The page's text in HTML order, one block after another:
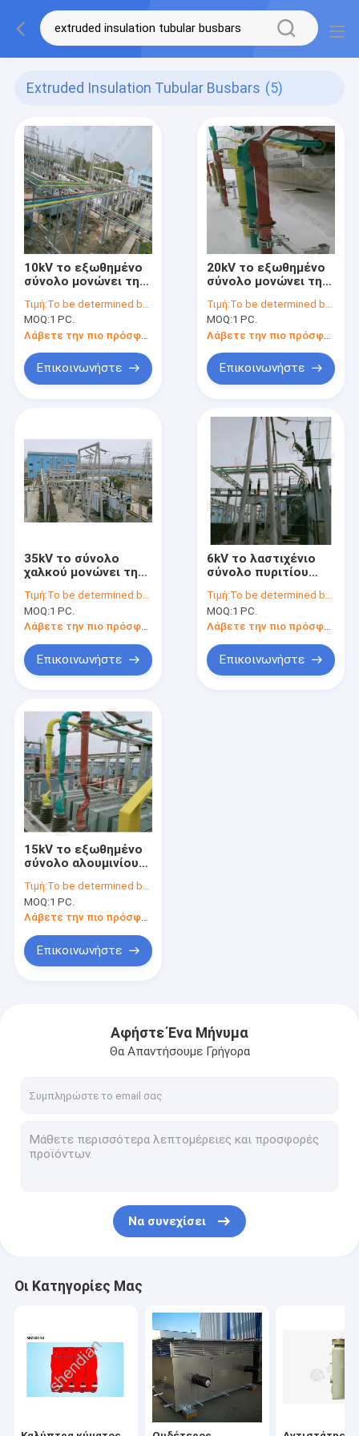
Extruded Insulation Tubular Busbars (5)
10kV το εξωθημένο
σύνολο μονώνει την
τροφοδότησης με
την ισχυρή μηχανική
δύναμη
Τιμή:To be determined by type and quantity.
MOQ:1 PC.
Λάβετε την πιο πρόσφατη τιμή
Επικοινωνήστε
20kV το εξωθημένο
σύνολο μονώνει την
τροφοδότησης με
τον καλό
διασκεδασμό
θερμότητας
Τιμή:To be determined by type and quantity.
MOQ:1 PC.
Επικοινωνήστε
35kV το σύνολο
χαλκού μονώνει την
τροφοδότησης με
την εξωθημένη
μόνωση
Τιμή:To be determined by type and quantity.
MOQ:1 PC.
Λάβετε την πιο πρόσφατη τιμή
Επικοινωνήστε
6kV το λαστιχένιο
σύνολο πυριτίου
τροφοδότησης με τη
μεγάλη τρέχουσα
απόδοση
Τιμή:To be determined by type and quantity.
MOQ:1 PC.
Επικοινωνήστε
15kV το εξωθημένο
σύνολο αλουμινίου
μπάρα
τροφοδότησης
Τιμή:To be determined by type and quantity.
MOQ:1 PC.
Λάβετε την πιο πρόσφατη τιμή
Επικοινωνήστε
Αφήστε Ένα Μήνυμα
Θα Απαντήσουμε Γρήγορα
Να συνεχίσει
Οι Κατηγορίες Μας